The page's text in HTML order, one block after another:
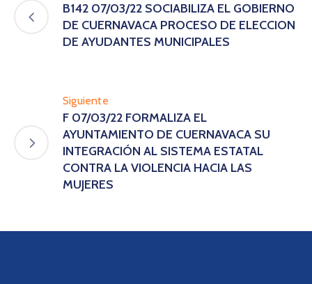
B142 07/03/22 SOCIABILIZA EL GOBIERNO
DE CUERNAVACA PROCESO DE ELECCION
DE AYUDANTES MUNICIPALES
Siguiente
F 07/03/22 FORMALIZA EL
AYUNTAMIENTO DE CUERNAVACA SU
INTEGRACIÓN AL SISTEMA ESTATAL
CONTRA LA VIOLENCIA HACIA LAS
MUJERES